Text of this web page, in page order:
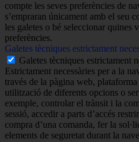
compte les seves preferències de
s’empraran únicament amb el seu
les galetes o bé seleccionar quines
preferències.
Galetes tècniques estrictament
Galetes tècniques estrictament
Estrictament necessàries per a la
través de la pàgina web,
utilització de diferents opcions o
exemple, controlar el trànsit i la
sessió, accedir a parts d’accés
compra d’una comanda, fer la
elements de seguretat durant la